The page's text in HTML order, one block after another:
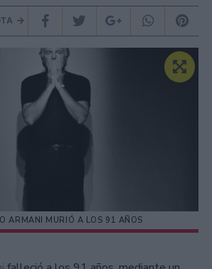
ARMANI MURIÓ A LOS 91 AÑOS